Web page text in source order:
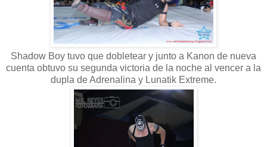
Shadow Boy tuvo que dobletear y junto a Kanon de nueva
cuenta obtuvo su segunda victoria de la noche al vencer a la
dupla de Adrenalina y Lunatik Extreme.